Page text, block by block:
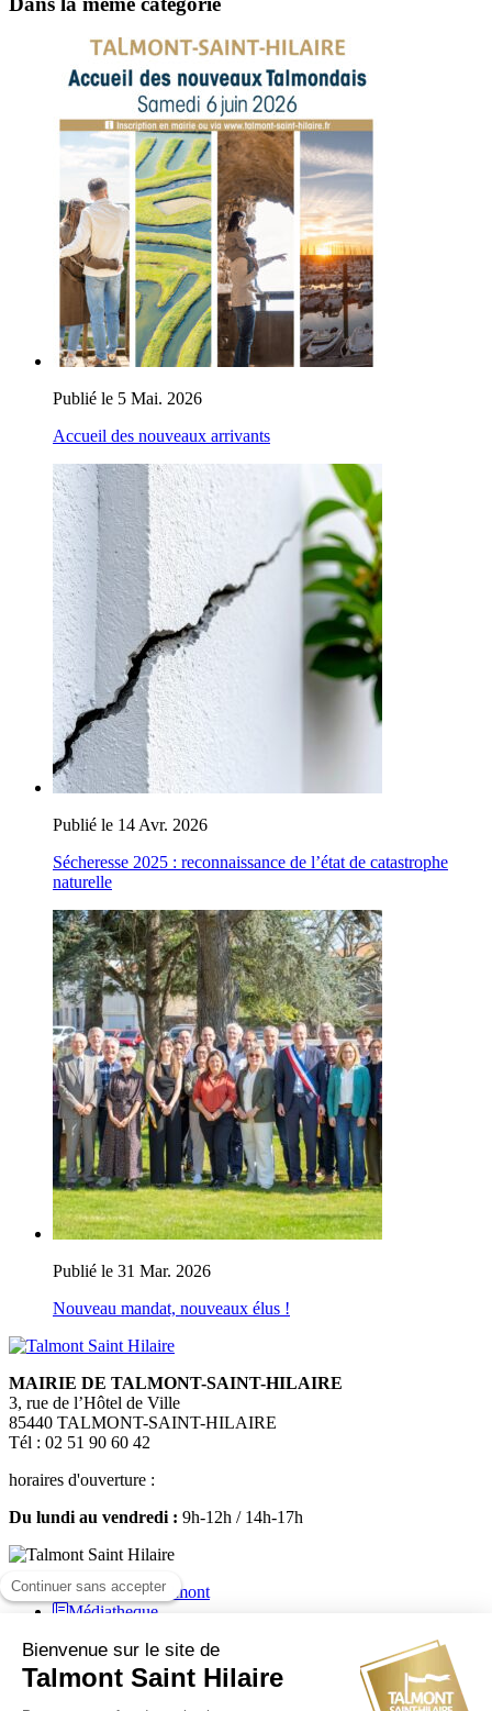
Publié le 5 Mai. 2026
Accueil des nouveaux arrivants
Publié le 14 Avr. 2026
Sécheresse 2025 : reconnaissance de l’état de catastrophe
naturelle
Publié le 31 Mar. 2026
Nouveau mandat, nouveaux élus !
MAIRIE DE TALMONT-SAINT-HILAIRE
3, rue de l’Hôtel de Ville
85440 TALMONT-SAINT-HILAIRE
Tél : 02 51 90 60 42
horaires d'ouverture :
Du lundi au vendredi : 9h-12h / 14h-17h
Médiatheque